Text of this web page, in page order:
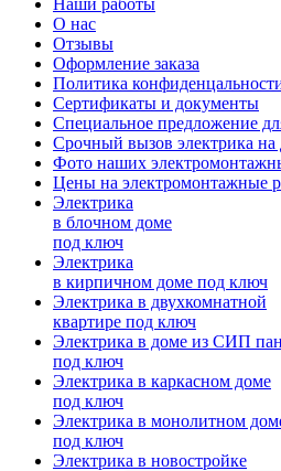
Наши работы
О нас
Отзывы
Оформление заказа
Политика
Сертификаты и документы
Специальное предложение
Срочный вызов электрика на
Фото наших
Цены на электромонтажные
Электрика
в блочном доме
под ключ
Электрика
в кирпичном доме под ключ
Электрика в двухкомнатной
квартире под ключ
Электрика в доме из СИП
под ключ
Электрика в каркасном доме
под ключ
Электрика в монолитном
под ключ
Электрика в новостройке